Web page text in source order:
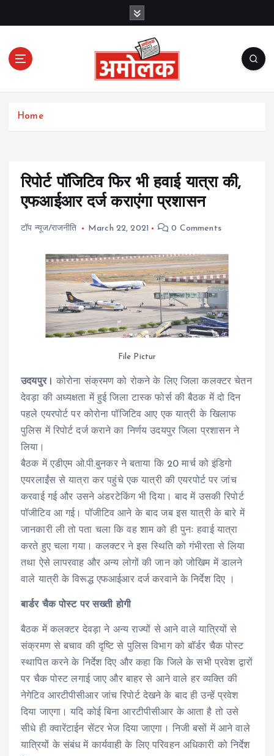
c
Amolak News
Home
रिपोर्ट पॉजिटिव फिर भी हवाई यात्रा की,
एफआईआर दर्ज कराएंगा प्रशासन
टॉप न्यूज/राजनीति March 22, 2021 0 Comments
File Pictur
उदयपुर।कोरोना संक्रमण को रोकने के लिए जिला कलक्टर चेतन
देवड़ा की अध्यक्षता में हुई जिला टास्क फोर्स की बैठक में दो दिन
पहले एयरपोर्ट पर कोरोना पॉजिटिव आए एक यात्री के खिलाफ
पुलिस में रिपोर्ट दर्ज कराने का निर्णय उदयपुर जिला प्रशासन ने
लिया।
बैठक में एडीएम ओ.पी.बुनकर ने बताया कि 20 मार्च को इंडिगो
एयरलाईंस से यात्रा कर पहुंचे एक यात्री की एयरपोर्ट पर जांच
करवाई गई और उसने अंडरटेकिंग भी दिया। बाद में उसकी रिपोर्ट
पॉजीटिव आ गई। पॉजीटिव आने के बाद जब इस यात्री के बारे में
जानकारी ली तो पता चला कि वह शाम को ही पुनः हवाई यात्रा
करते हुए चला गया। कलक्टर ने इस स्थिति को गंभीरता से लिया
तथा ऐसे लापरवाह और अन्य लोगों की जान को जोखिम में डालने
वाले यात्री के विरूद्ध एफआईआर दर्ज करवाने के निर्देश दिए ।
बार्डर चैक पोस्ट पर सख्ती होगी
बैठक में कलक्टर देवड़ा ने अन्य राज्यों से आने वाले यात्रियों से
संक्रमण से बचाव की दृष्टि से पुलिस विभाग को बॉर्डर चैक पोस्ट
स्थापित करने के निर्देश दिए और कहा कि जिले के सभी प्रवेश द्वारों
पर चैक पोस्ट लगाई जाए और बाहर से आने वाले हर व्यक्ति की
नेगेटिव आरटीपीसीआर जांच रिपोर्ट देखने के बाद ही उन्हें प्रवेश
दिया जाएगा। यदि कोई बिना आरटीपीसीआर के आता है तो उसे
सीधे ही क्वारेंटाईन सेंटर भेज दिया जाएगा। निजी बसों में आने वाले
यात्रियों के संबंध में कार्यवाही के लिए परिवहन अधिकारी को निर्देश